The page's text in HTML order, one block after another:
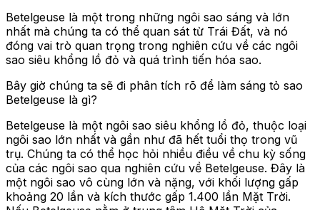
Betelgeuse là một trong những ngôi sao sáng và lớn
nhất mà chúng ta có thể quan sát từ Trái Đất, và nó
đóng vai trò quan trọng trong nghiên cứu về các ngôi
sao siêu khổng lồ đỏ và quá trình tiến hóa sao.
Bây giờ chúng ta sẽ đi phân tích rõ để làm sáng tỏ sao
Betelgeuse là gì?
Betelgeuse là một ngôi sao siêu khổng lồ đỏ, thuộc loại
ngôi sao lớn nhất và gần như đã hết tuổi thọ trong vũ
trụ. Chúng ta có thể học hỏi nhiều điều về chu kỳ sống
của các ngôi sao qua nghiên cứu về Betelgeuse. Đây là
một ngôi sao vô cùng lớn và nặng, với khối lượng gấp
khoảng 20 lần và kích thước gấp 1.400 lần Mặt Trời.